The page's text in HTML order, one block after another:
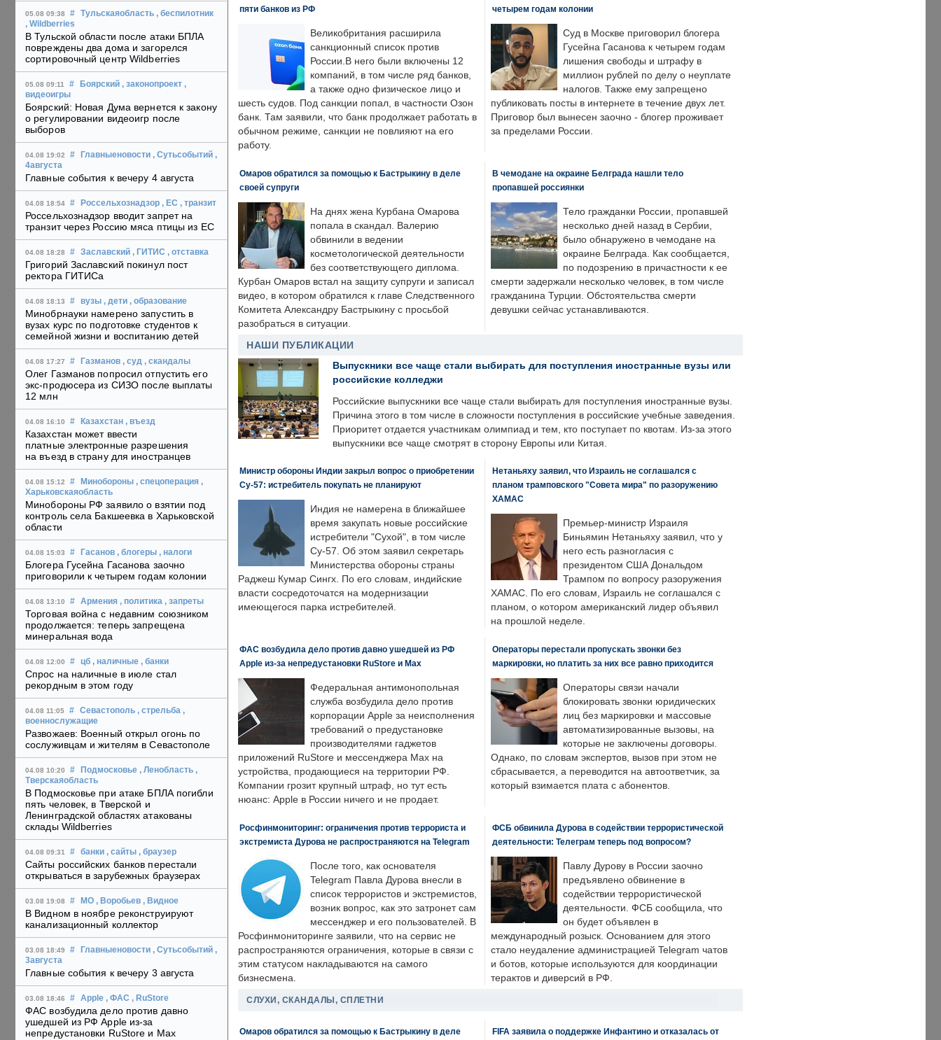
05.08 09:38 # Тульскаяобласть , беспилотник
, Wildberries
В Тульской области после атаки БПЛА
повреждены два дома и загорелся
сортировочный центр Wildberries
05.08 09:11 # Боярский , законопроект ,
видеоигры
Боярский: Новая Дума вернется к закону
о регулировании видеоигр после
выборов
04.08 19:02 # Главныеновости , Сутьсобытий ,
4августа
Главные события к вечеру 4 августа
04.08 18:54 # Россельхознадзор , ЕС , транзит
Россельхознадзор вводит запрет на
транзит через Россию мяса птицы из ЕС
04.08 18:28 # Заславский , ГИТИС , отставка
Григорий Заславский покинул пост
ректора ГИТИСа
04.08 18:13 # вузы , дети , образование
Минобрнауки намерено запустить в
вузах курс по подготовке студентов к
семейной жизни и воспитанию детей
04.08 17:27 # Газманов , суд , скандалы
Олег Газманов попросил отпустить его
экс-продюсера из СИЗО после выплаты
12 млн
04.08 16:10 # Казахстан , въезд
Казахстан может ввести
платные электронные разрешения
на въезд в страну для иностранцев
04.08 15:12 # Минобороны , спецоперация ,
Харьковскаяобласть
Минобороны РФ заявило о взятии под
контроль села Бакшеевка в Харьковской
области
04.08 15:03 # Гасанов , блогеры , налоги
Блогера Гусейна Гасанова заочно
приговорили к четырем годам колонии
04.08 13:10 # Армения , политика , запреты
Торговая война с недавним союзником
продолжается: теперь запрещена
минеральная вода
04.08 12:00 # цб , наличные , банки
Спрос на наличные в июле стал
рекордным в этом году
04.08 11:05 # Севастополь , стрельба ,
военнослужащие
Развожаев: Военный открыл огонь по
сослуживцам и жителям в Севастополе
04.08 10:20 # Подмосковье , Ленобласть ,
Тверскаяобласть
В Подмосковье при атаке БПЛА погибли
пять человек, в Тверской и
Ленинградской областях атакованы
склады Wildberries
04.08 09:31 # банки , сайты , браузер
Сайты российских банков перестали
открываться в зарубежных браузерах
03.08 19:08 # МО , Воробьев , Видное
В Видном в ноябре реконструируют
канализационный коллектор
03.08 18:49 # Главныеновости , Сутьсобытий ,
3августа
Главные события к вечеру 3 августа
03.08 18:46 # Apple , ФАС , RuStore
ФАС возбудила дело против давно
ушедшей из РФ Apple из-за
непредустановки RuStore и Max
пяти банков из РФ
Великобритания расширила
санкционный список против
России.В него были включены 12
компаний, в том числе ряд банков,
а также одно физическое лицо и
шесть судов. Под санкции попал, в частности Озон
банк. Там заявили, что банк продолжает работать в
обычном режиме, санкции не повлияют на его
работу.
четырем годам колонии
Суд в Москве приговорил блогера
Гусейна Гасанова к четырем годам
лишения свободы и штрафу в
миллион рублей по делу о неуплате
налогов. Также ему запрещено
публиковать посты в интернете в течение двух лет.
Приговор был вынесен заочно - блогер проживает
за пределами России.
Омаров обратился за помощью к Бастрыкину в деле
своей супруги
На днях жена Курбана Омарова
попала в скандал. Валерию
обвинили в ведении
косметологической деятельности
без соответствующего диплома.
Курбан Омаров встал на защиту супруги и записал
видео, в котором обратился к главе Следственного
Комитета Александру Бастрыкину с просьбой
разобраться в ситуации.
В чемодане на окраине Белграда нашли тело
пропавшей россиянки
Тело гражданки России, пропавшей
несколько дней назад в Сербии,
было обнаружено в чемодане на
окраине Белграда. Как сообщается,
по подозрению в причастности к ее
смерти задержали несколько человек, в том числе
гражданина Турции. Обстоятельства смерти
девушки сейчас устанавливаются.
НАШИ ПУБЛИКАЦИИ
Выпускники все чаще стали выбирать для поступления иностранные вузы или
российские колледжи
Российские выпускники все чаще стали выбирать для поступления иностранные вузы.
Причина этого в том числе в сложности поступления в российские учебные заведения.
Приоритет отдается участникам олимпиад и тем, кто поступает по квотам. Из-за этого
выпускники все чаще смотрят в сторону Европы или Китая.
Министр обороны Индии закрыл вопрос о приобретении
Су-57: истребитель покупать не планируют
Индия не намерена в ближайшее
время закупать новые российские
истребители "Сухой", в том числе
Су-57. Об этом заявил секретарь
Министерства обороны страны
Раджеш Кумар Сингх. По его словам, индийские
власти сосредоточатся на модернизации
имеющегося парка истребителей.
Нетаньяху заявил, что Израиль не соглашался с
планом трамповского "Совета мира" по разоружению
ХАМАС
Премьер-министр Израиля
Биньямин Нетаньяху заявил, что у
него есть разногласия с
президентом США Дональдом
Трампом по вопросу разоружения
ХАМАС. По его словам, Израиль не соглашался с
планом, о котором американский лидер объявил
на прошлой неделе.
ФАС возбудила дело против давно ушедшей из РФ
Apple из-за непредустановки RuStore и Max
Федеральная антимонопольная
служба возбудила дело против
корпорации Apple за неисполнения
требований о предустановке
производителями гаджетов
приложений RuStore и мессенджера Max на
устройства, продающиеся на территории РФ.
Компании грозит крупный штраф, но тут есть
нюанс: Apple в России ничего и не продает.
Операторы перестали пропускать звонки без
маркировки, но платить за них все равно приходится
Операторы связи начали
блокировать звонки юридических
лиц без маркировки и массовые
автоматизированные вызовы, на
которые не заключены договоры.
Однако, по словам экспертов, вызов при этом не
сбрасывается, а переводится на автоответчик, за
который взимается плата с абонентов.
Росфинмониторинг: ограничения против террориста и
экстремиста Дурова не распространяются на Telegram
После того, как основателя
Telegram Павла Дурова внесли в
список террористов и экстремистов,
возник вопрос, как это затронет сам
мессенджер и его пользователей. В
Росфинмониторинге заявили, что на сервис не
распространяются ограничения, которые в связи с
этим статусом накладываются на самого
бизнесмена.
ФСБ обвинила Дурова в содействии террористической
деятельности: Телеграм теперь под вопросом?
Павлу Дурову в России заочно
предъявлено обвинение в
содействии террористической
деятельности. ФСБ сообщила, что
он будет объявлен в
международный розыск. Основанием для этого
стало неудаление администрацией Telegram чатов
и ботов, которые используются для координации
терактов и диверсий в РФ.
СЛУХИ, СКАНДАЛЫ, СПЛЕТНИ
Омаров обратился за помощью к Бастрыкину в деле FIFA заявила о поддержке Инфантино и отказалась от